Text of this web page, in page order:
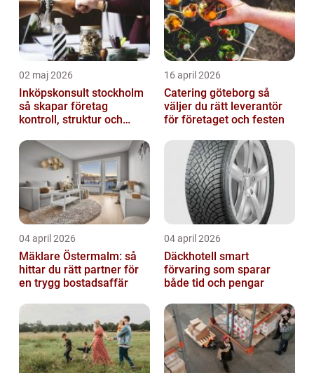
02 maj 2026
Inköpskonsult stockholm
så skapar företag
kontroll, struktur och
16 april 2026
Catering göteborg så
väljer du rätt leverantör
för företaget och festen
04 april 2026
Mäklare Östermalm: så
hittar du rätt partner för
en trygg bostadsaffär
04 april 2026
Däckhotell smart
förvaring som sparar
både tid och pengar